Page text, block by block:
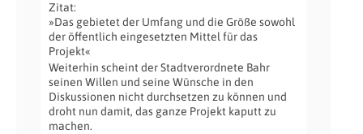
Zitat:
»Das gebietet der Umfang und die Größe sowohl
der öffentlich eingesetzten Mittel für das
Projekt«
Weiterhin scheint der Stadtverordnete Bahr
seinen Willen und seine Wünsche in den
Diskussionen nicht durchsetzen zu können und
droht nun damit, das ganze Projekt kaputt zu
machen.